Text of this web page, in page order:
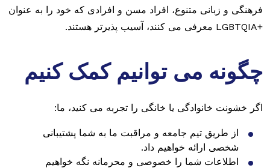
فرهنگی و زبانی متنوع، افراد مسن و افرادی که خود را به عنوان
+LGBTQIA معرفی می کنند، آسیب پذیرتر هستند.
چگونه می توانیم کمک کنیم
اگر خشونت خانوادگی یا خانگی را تجربه می کنید، ما:
از طریق تیم جامعه و مراقبت ما به شما پشتیبانی
شخصی ارائه خواهیم داد.
اطلاعات شما را خصوصی و محرمانه نگه خواهیم